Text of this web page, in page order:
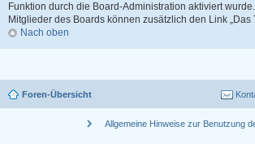
Funktion durch die Board-Administration aktiviert wurde.
Mitglieder des Boards können zusätzlich den Link „Das
Nach oben
Foren-Übersicht
chevron_right Allgemeine Hinweise zur Benutzung